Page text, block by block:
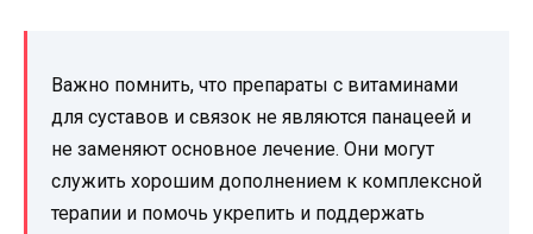
Важно помнить, что препараты с витаминами
для суставов и связок не являются панацеей и
не заменяют основное лечение. Они могут
служить хорошим дополнением к комплексной
терапии и помочь укрепить и поддержать